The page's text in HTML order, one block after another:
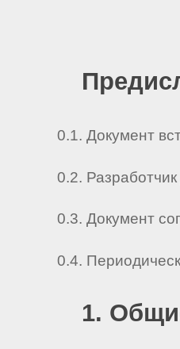
0.1. Документ
0.2.
0.3. Документ
0.4.
1.